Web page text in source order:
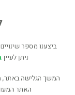
ביצענו מספר
ניתן לעיין
המשך הגלישה באתר,
האתר